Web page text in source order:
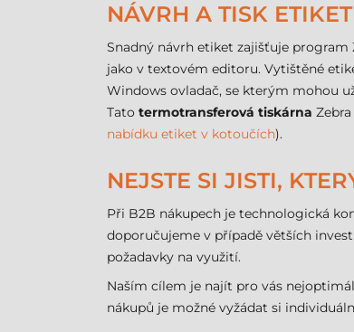
NÁVRH A TISK ETIKET
Snadný návrh etiket zajišťuje
jako v textovém editoru. Vytištěné
Windows ovladač, se kterým mohou
Tato termotransferová tiskárna
nabídku etiket v kotoučích).
NEJSTE SI JISTI,
Při B2B nákupech je technologická
doporučujeme v případě větších
požadavky na využití.
Naším cílem je najít pro vás
nákupů je možné vyžádat si